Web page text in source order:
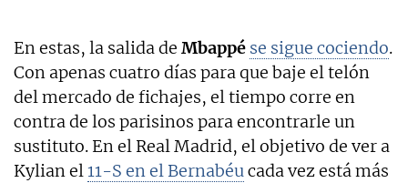
En estas, la salida de Mbappé se sigue cociendo.
Con apenas cuatro días para que baje el telón
del mercado de fichajes, el tiempo corre en
contra de los parisinos para encontrarle un
sustituto. En el Real Madrid, el objetivo de ver a
Kylian el11-S en el Bernabéucada vez está más